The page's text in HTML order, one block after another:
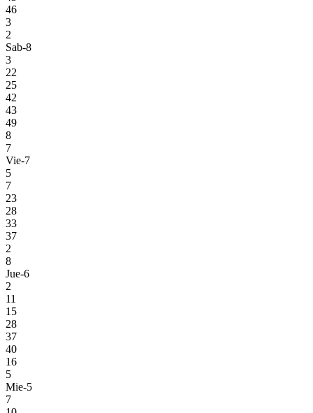
46
3
2
Sab-8
3
22
25
42
43
49
8
7
Vie-7
5
7
23
28
33
37
2
8
Jue-6
2
11
15
28
37
40
16
5
Mie-5
7